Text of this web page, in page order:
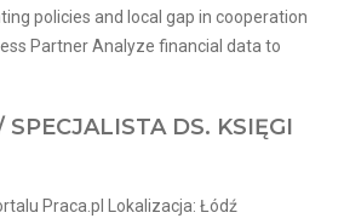
policies and local gap in cooperation
Partner Analyze financial data to
SPECJALISTA DS. KSIĘGI
Praca.pl Lokalizacja: Łódź